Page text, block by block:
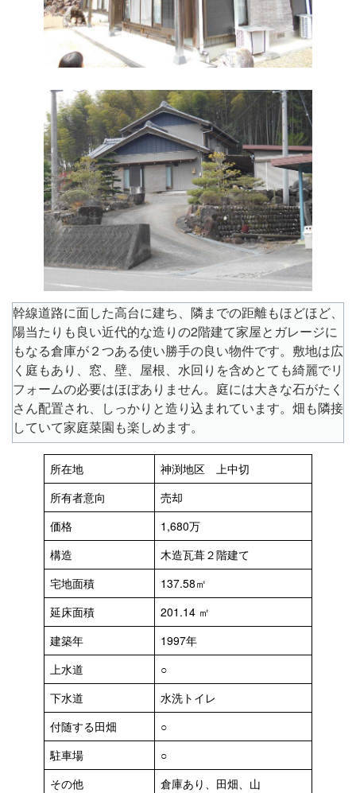
幹線道路に面した高台に建ち、隣までの距離もほどほど、
陽当たりも良い近代的な造りの2階建て家屋とガレージに
もなる倉庫が２つある使い勝手の良い物件です。敷地は広
く庭もあり、窓、壁、屋根、水回りを含めとても綺麗でリ
フォームの必要はほぼありません。庭には大きな石がたく
さん配置され、しっかりと造り込まれています。畑も隣接
していて家庭菜園も楽しめます。
所在地
神渕地区 上中切
所有者意向
売却
価格
1,680万
構造
木造瓦葺２階建て
宅地面積
137.58㎡
延床面積
201.14 ㎡
建築年
1997年
上水道
○
下水道
水洗トイレ
付随する田畑
○
駐車場
○
その他
倉庫あり、田畑、山